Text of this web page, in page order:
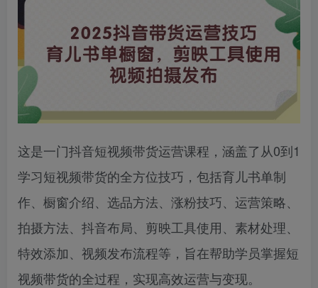
这是一门抖音短视频带货运营课程，涵盖了从0到1
学习短视频带货的全方位技巧，包括育儿书单制
作、橱窗介绍、选品方法、涨粉技巧、运营策略、
拍摄方法、抖音布局、剪映工具使用、素材处理、
特效添加、视频发布流程等，旨在帮助学员掌握短
视频带货的全过程，实现高效运营与变现。